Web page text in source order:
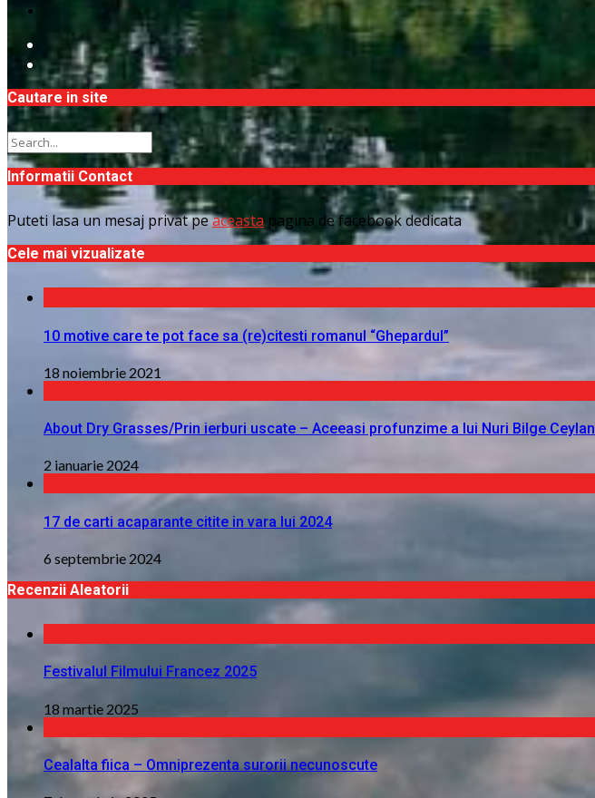
Cautare in site
Informatii Contact
Puteti lasa un mesaj privat peaceasta pagina de facebook dedicata
Cele mai vizualizate
10 motive care te pot face sa (re)citesti romanul “Ghepardul”
18 noiembrie 2021
About Dry Grasses/Prin ierburi uscate – Aceeasi profunzime a lui Nuri Bilge Ceylan
2 ianuarie 2024
17 de carti acaparante citite in vara lui 2024
6 septembrie 2024
Recenzii Aleatorii
Festivalul Filmului Francez 2025
18 martie 2025
Cealalta fiica – Omniprezenta surorii necunoscute